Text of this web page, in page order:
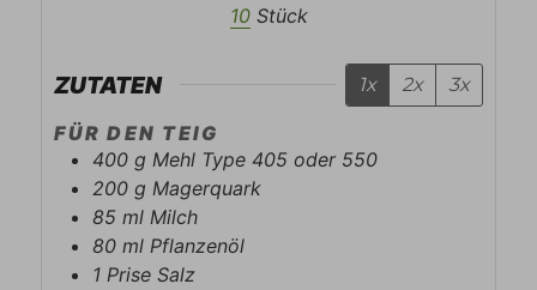
10 Stück
ZUTATEN 1x 2x 3x
FÜR DEN TEIG
400 g Mehl Type 405 oder 550
200 g Magerquark
85 ml Milch
80 ml Pflanzenöl
1 Prise Salz